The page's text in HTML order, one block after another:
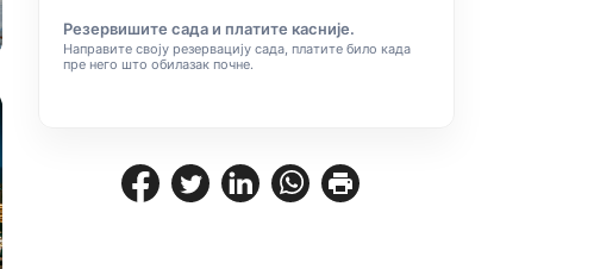
Резервишите сада и платите касније.
Направите своју резервацију сада, платите било када
пре него што обилазак почне.